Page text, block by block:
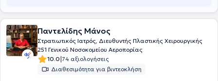
Παντελίδης Μάνος
Στρατιωτικός Ιατρός, Διευθυντής Πλαστικής Χειρουργικής
251 Γενικού Νοσοκομείου Αεροπορίας
10.0|74 αξιολογήσεις
Διαθεσιμότητα για βιντεοκλήση